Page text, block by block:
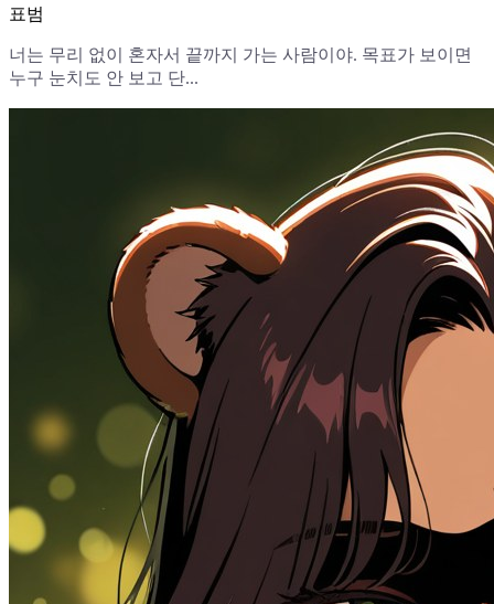
표범
너는 무리 없이 혼자서 끝까지 가는 사람이야. 목표가 보이면
누구 눈치도 안 보고 단...